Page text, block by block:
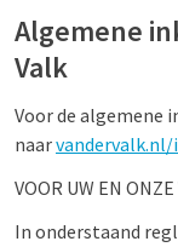
Algemene
Valk
Voor de algemene
naar
VOOR UW EN
In onderstaand